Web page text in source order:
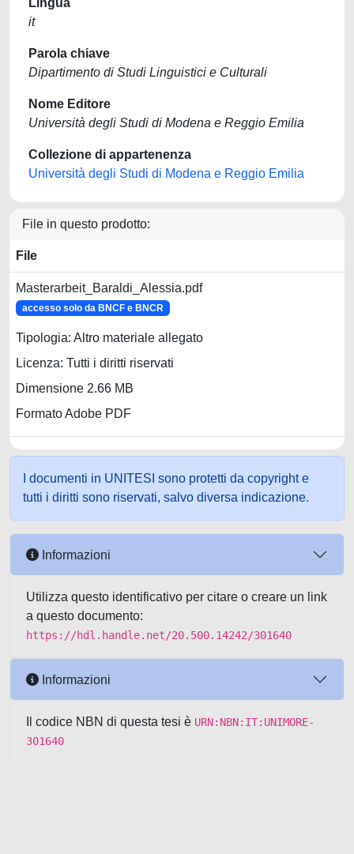
Lingua
it
Parola chiave
Dipartimento di Studi Linguistici e Culturali
Nome Editore
Università degli Studi di Modena e Reggio Emilia
Collezione di appartenenza
Università degli Studi di Modena e Reggio Emilia
File in questo prodotto:
File
Masterarbeit_Baraldi_Alessia.pdf
accesso solo da BNCF e BNCR
Tipologia: Altro materiale allegato
Licenza: Tutti i diritti riservati
Dimensione 2.66 MB
Formato Adobe PDF
I documenti in UNITESI sono protetti da copyright e
tutti i diritti sono riservati, salvo diversa indicazione.
Informazioni
Utilizza questo identificativo per citare o creare un link
a questo documento:
https://hdl.handle.net/20.500.14242/301640
Informazioni
Il codice NBN di questa tesi è URN:NBN:IT:UNIMORE-
301640